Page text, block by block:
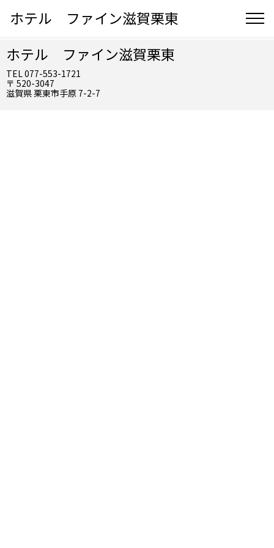
ホテル ファイン滋賀栗東
ホテル ファイン滋賀栗東
TEL 077-553-1721
〒 520-3047
滋賀県 栗東市手原 7-2-7